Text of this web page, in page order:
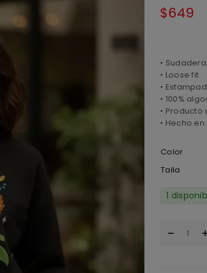
$649
•
• Loose fit
•
• 100%
• Producto
• Hecho
Color
Talla
1